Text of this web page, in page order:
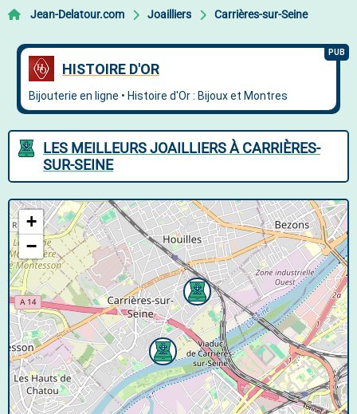
Jean-Delatour.com Joailliers Carrières-sur-Seine
LES MEILLEURS JOAILLIERS À CARRIÈRES-
SUR-SEINE
+
−